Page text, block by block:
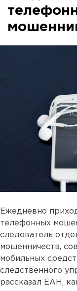
Ежедневно
телефонных
следователь
мошенничеств,
мобильных
следственного
рассказал ЕАН,